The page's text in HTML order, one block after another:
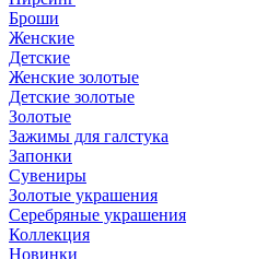
Броши
Женские
Детские
Женские золотые
Детские золотые
Золотые
Зажимы для галстука
Запонки
Сувениры
Золотые украшения
Серебряные украшения
Коллекция
Новинки